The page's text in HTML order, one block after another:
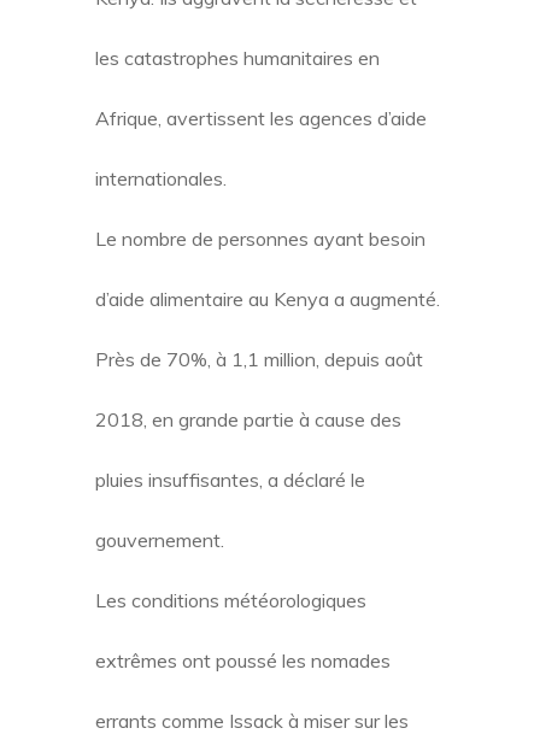
les catastrophes humanitaires en
Afrique, avertissent les agences d’aide
internationales.
Le nombre de personnes ayant besoin
d’aide alimentaire au Kenya a augmenté.
Près de 70%, à 1,1 million, depuis août
2018, en grande partie à cause des
pluies insuffisantes, a déclaré le
gouvernement.
Les conditions météorologiques
extrêmes ont poussé les nomades
errants comme Issack à miser sur les